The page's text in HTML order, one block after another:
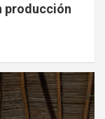
producción